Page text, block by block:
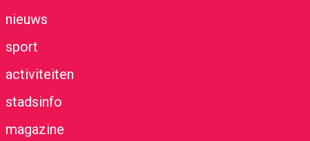
nieuws
sport
activiteiten
stadsinfo
magazine